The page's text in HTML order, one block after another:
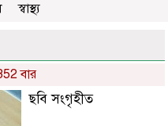
স্বাস্থ্য
বার
ছবি সংগৃহীত